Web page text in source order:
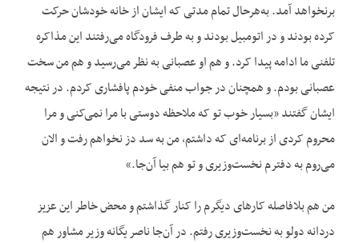
برنخواهد آمد. به‌هرحال تمام مدتی که ایشان از خانه خودشان حرکت
کرده بودند و در اتومبیل بودند و به طرف فرودگاه می‌رفتند این مذاکره
تلفنی ما ادامه پیدا کرد. و هم او عصبانی به نظر می‌رسید و هم من سخت
عصبانی بودم. و همچنان در جواب منفی خودم پافشاری کردم. در نتیجه
ایشان گفتند «بسیار خوب تو که ملاحظه دوستی با مرا نمی‌کنی و مرا
محروم کردی از برنامه‌ای که داشتم، من به سد دز نخواهم رفت و الان
می‌روم به دفترم نخست‌وزیری و تو هم بیا آن‌جا.»
من هم بلافاصله کارهای دیگرم را کنار گذاشتم و محض خاطر این عزیز
دردانه دولو به نخست‌وزیری رفتم. در آن‌جا ناصر یگانه وزیر مشاور هم